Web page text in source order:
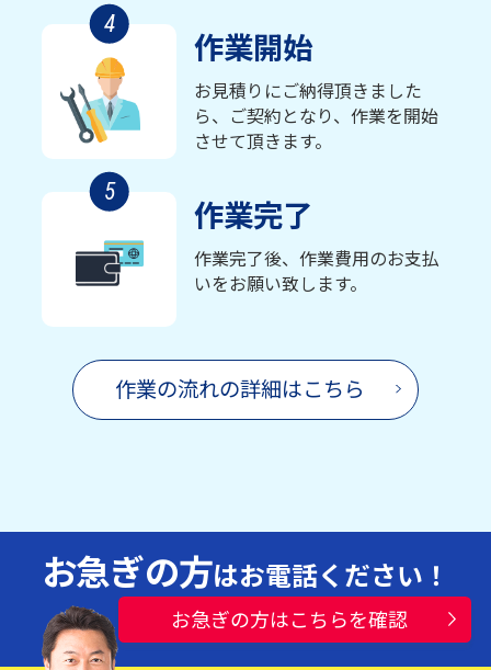
4
作業開始
お見積りにご納得頂きました
ら、ご契約となり、作業を開始
させて頂きます。
5
作業完了
作業完了後、作業費用のお支払
いをお願い致します。
作業の流れの詳細はこちら
お急ぎの方はお電話ください！
お急ぎの方はこちらを確認